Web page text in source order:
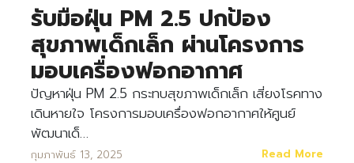
รับมือฝุ่น PM 2.5 ปกป้อง
สุขภาพเด็กเล็ก ผ่านโครงการ
มอบเครื่องฟอกอากาศ
ปัญหาฝุ่น PM 2.5 กระทบสุขภาพเด็กเล็ก เสี่ยงโรคทาง
เดินหายใจ โครงการมอบเครื่องฟอกอากาศให้ศูนย์
พัฒนาเด็…
กุมภาพันธ์ 13, 2025 Read More